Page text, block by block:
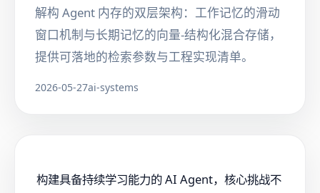
解构 Agent 内存的双层架构：工作记忆的滑动
窗口机制与长期记忆的向量-结构化混合存储，
提供可落地的检索参数与工程实现清单。
2026-05-27ai-systems
构建具备持续学习能力的 AI Agent，核心挑战不